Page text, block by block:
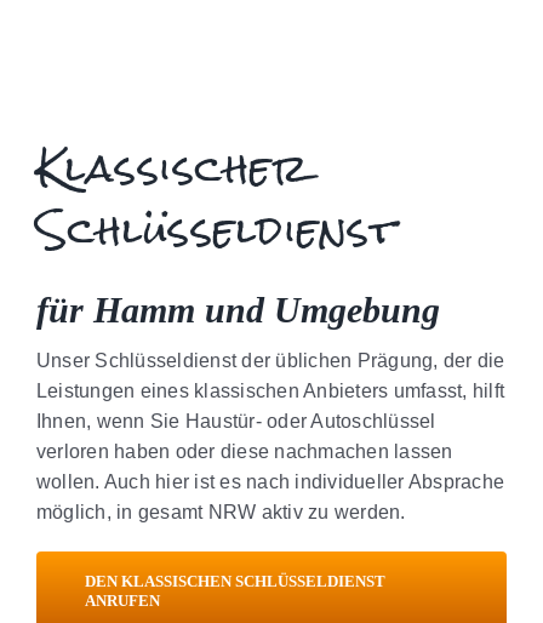
Klassischer
Schlüsseldienst
für Hamm und Umgebung
Unser Schlüsseldienst der üblichen Prägung, der die
Leistungen eines klassischen Anbieters umfasst, hilft
Ihnen, wenn Sie Haustür- oder Autoschlüssel
verloren haben oder diese nachmachen lassen
wollen. Auch hier ist es nach individueller Absprache
möglich, in gesamt NRW aktiv zu werden.
DEN KLASSISCHEN SCHLÜSSELDIENST
ANRUFEN